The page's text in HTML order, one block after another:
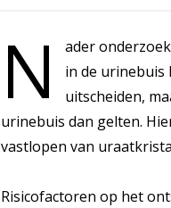
N
ader
in de urinebuis
uitscheiden,
urinebuis dan gelten.
vastlopen van
Risicofactoren op het